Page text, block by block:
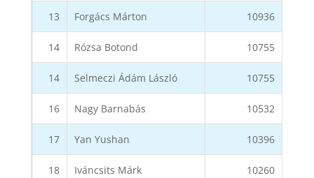
13 Forgács Márton 10936
14 Rózsa Botond 10755
14 Selmeczi Ádám László 10755
16 Nagy Barnabás 10532
17 Yan Yushan 10396
18 Iváncsits Márk 10260